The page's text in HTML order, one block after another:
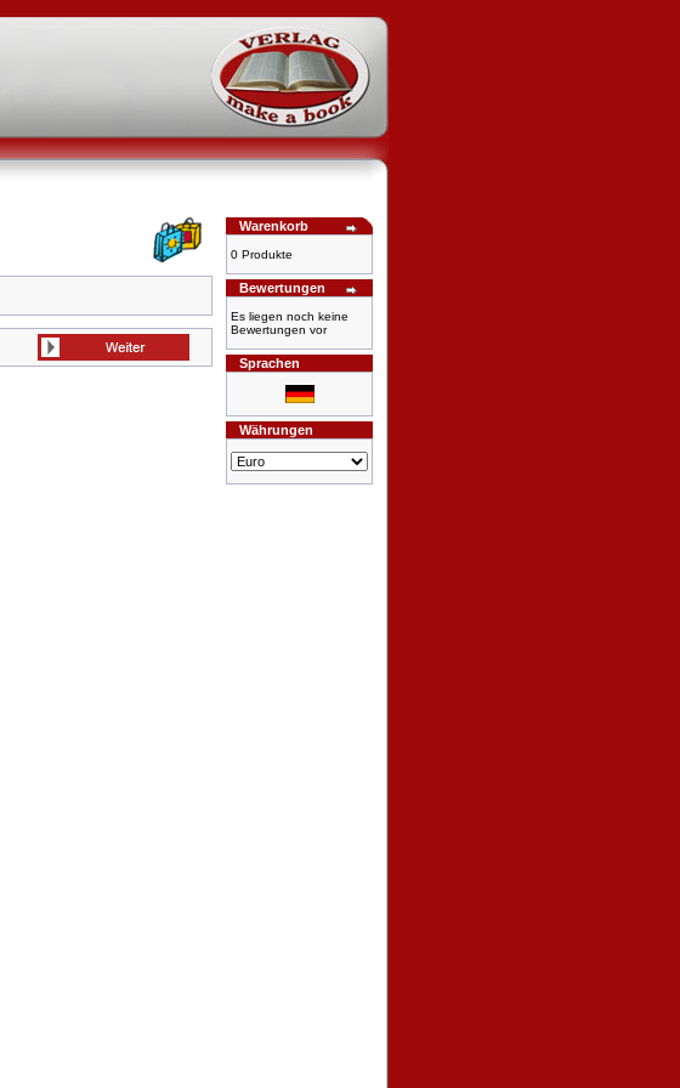
Warenkorb
0 Produkte
Bewertungen
Es liegen noch keine
Bewertungen vor
Sprachen
Währungen